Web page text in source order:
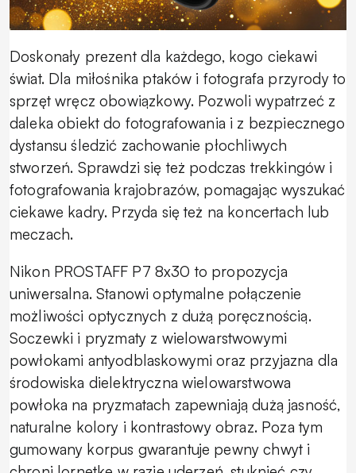
Doskonały prezent dla każdego, kogo ciekawi
świat. Dla miłośnika ptaków i fotografa przyrody to
sprzęt wręcz obowiązkowy. Pozwoli wypatrzeć z
daleka obiekt do fotografowania i z bezpiecznego
dystansu śledzić zachowanie płochliwych
stworzeń. Sprawdzi się też podczas trekkingów i
fotografowania krajobrazów, pomagając wyszukać
ciekawe kadry. Przyda się też na koncertach lub
meczach.
Nikon PROSTAFF P7 8x30 to propozycja
uniwersalna. Stanowi optymalne połączenie
możliwości optycznych z dużą poręcznością.
Soczewki i pryzmaty z wielowarstwowymi
powłokami antyodblaskowymi oraz przyjazna dla
środowiska dielektryczna wielowarstwowa
powłoka na pryzmatach zapewniają dużą jasność,
naturalne kolory i kontrastowy obraz. Poza tym
gumowany korpus gwarantuje pewny chwyt i